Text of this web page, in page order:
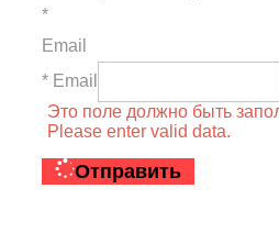
*
Email
* Email
Это поле должно быть
Please enter valid data.
Отправить